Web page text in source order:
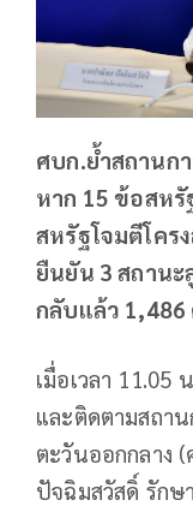
ศบก.ย้ำสถานก
หาก 15 ข้อสหรั
สหรัฐโจมตีโคร
ยืนยัน 3 สถานะ
กลับแล้ว 1,486
เมื่อเวลา
และติดตามสถา
ตะวันออกกลาง
ปัจฉิมสวัสดิ์ รักษ